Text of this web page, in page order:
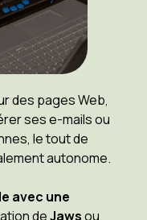
des pages Web,
ses e-mails ou
le tout de
autonome.
avec une
deJawsou